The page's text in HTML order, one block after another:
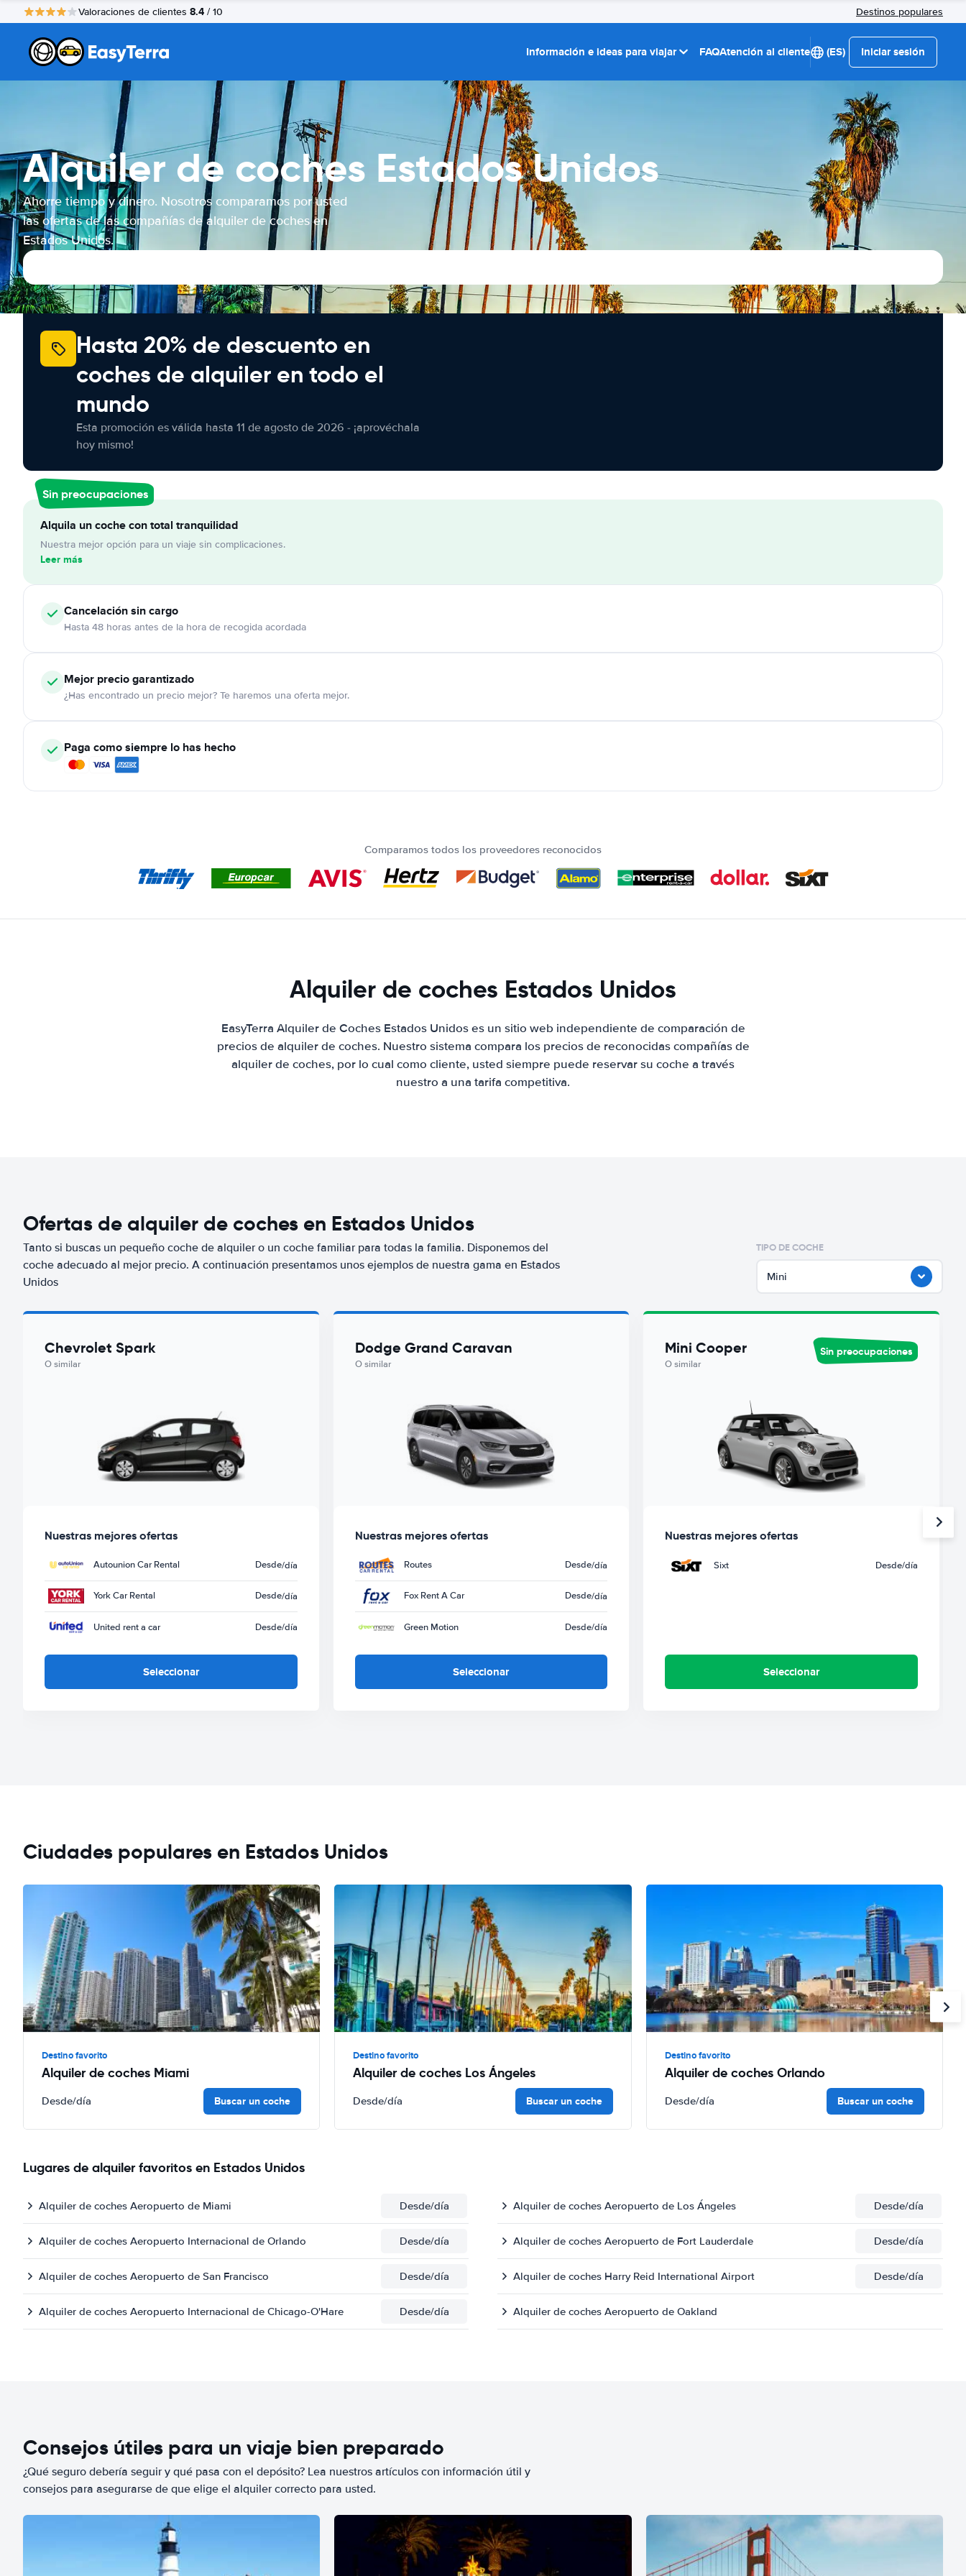
Valoraciones de clientes 8.4 / 10 Destinos populares
Información e ideas para viajar FAQAtención al cliente (ES) Iniciar sesión
Alquiler de coches Estados Unidos
Ahorre tiempo y dinero. Nosotros comparamos por usted
las ofertas de las compañías de alquiler de coches en
Estados Unidos.
Hasta 20% de descuento en
coches de alquiler en todo el
mundo
Esta promoción es válida hasta 11 de agosto de 2026 - ¡aprovéchala
hoy mismo!
Sin preocupaciones
Alquila un coche con total tranquilidad
Nuestra mejor opción para un viaje sin complicaciones.
Leer más
Cancelaciónsin cargo
Hasta 48 horas antes de la hora de recogida acordada
Mejor precio garantizado
¿Has encontrado un precio mejor? Te haremos una oferta mejor.
Paga como siempre lo has hecho
Comparamos todos los proveedores reconocidos
Alquiler de coches Estados Unidos
EasyTerra Alquiler de Coches Estados Unidos es un sitio web independiente de comparación de
precios de alquiler de coches. Nuestro sistema compara los precios de reconocidas compañías de
alquiler de coches, por lo cual como cliente, usted siempre puede reservar su coche a través
nuestro a una tarifa competitiva.
Ofertas de alquiler de coches en Estados Unidos
Tanto si buscas un pequeño coche de alquiler o un coche familiar para todas la familia. Disponemos del
coche adecuado al mejor precio. A continuación presentamos unos ejemplos de nuestra gama en Estados
Unidos
TIPO DE COCHE
Mini
Chevrolet Spark
O similar
Nuestras mejores ofertas
Autounion Car Rental Desde/día
York Car Rental Desde/día
United rent a car Desde/día
Seleccionar
Dodge Grand Caravan
O similar
Nuestras mejores ofertas
Routes Desde/día
Fox Rent A Car Desde/día
Green Motion Desde/día
Seleccionar
Mini Cooper
O similar
Sin preocupaciones
Nuestras mejores ofertas
Sixt Desde/día
Seleccionar
Ciudades populares en Estados Unidos
Destino favorito
Alquiler de coches Miami
Desde/día Buscar un coche
Destino favorito
Alquiler de coches Los Ángeles
Desde/día Buscar un coche
Destino favorito
Alquiler de coches Orlando
Desde/día Buscar un coche
Lugares de alquiler favoritos en Estados Unidos
Alquiler de coches Aeropuerto de Miami Desde/día Alquiler de coches Aeropuerto de Los Ángeles Desde/día
Alquiler de coches Aeropuerto Internacional de Orlando Desde/día Alquiler de coches Aeropuerto de Fort Lauderdale Desde/día
Alquiler de coches Aeropuerto de San Francisco Desde/día Alquiler de coches Harry Reid International Airport Desde/día
Alquiler de coches Aeropuerto Internacional de Chicago-O'Hare Desde/día Alquiler de coches Aeropuerto de Oakland
Consejos útiles para un viaje bien preparado
¿Qué seguro debería seguir y qué pasa con el depósito? Lea nuestros artículos con información útil y
consejos para asegurarse de que elige el alquiler correcto para usted.